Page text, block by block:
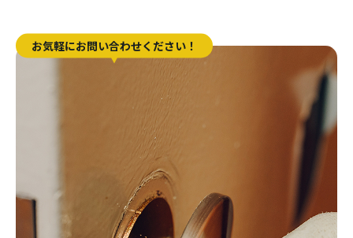
お気軽にお問い合わせください！